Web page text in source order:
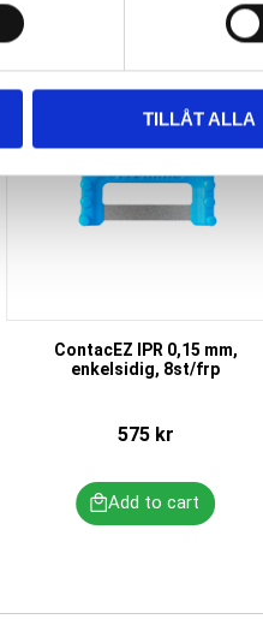
TILLÅT ALLA
favorites
ContacEZ IPR 0,15 mm,
enkelsidig, 8st/frp
575kr